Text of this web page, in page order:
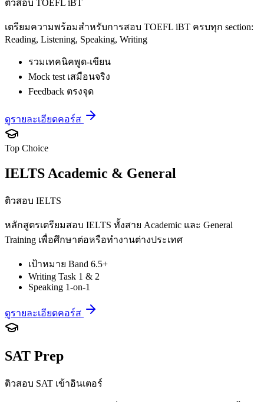
ติวสอบ TOEFL iBT
เตรียมความพร้อมสำหรับการสอบ TOEFL iBT ครบทุก section:
Reading, Listening, Speaking, Writing
รวมเทคนิคพูด-เขียน
Mock test เสมือนจริง
Feedback ตรงจุด
ดูรายละเอียดคอร์ส
Top Choice
IELTS Academic & General
ติวสอบ IELTS
หลักสูตรเตรียมสอบ IELTS ทั้งสาย Academic และ General
Training เพื่อศึกษาต่อหรือทำงานต่างประเทศ
เป้าหมาย Band 6.5+
Writing Task 1 & 2
Speaking 1-on-1
ดูรายละเอียดคอร์ส
SAT Prep
ติวสอบ SAT เข้าอินเตอร์